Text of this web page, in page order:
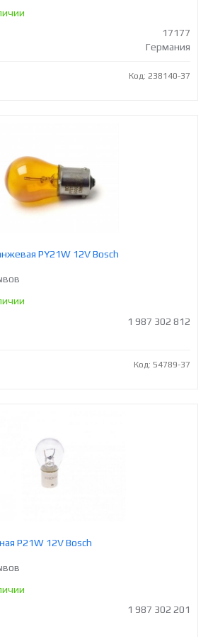
17177
Германия
Код: 238140-37
PY21W 12V Bosch
1 987 302 812
Код: 54789-37
P21W 12V Bosch
1 987 302 201